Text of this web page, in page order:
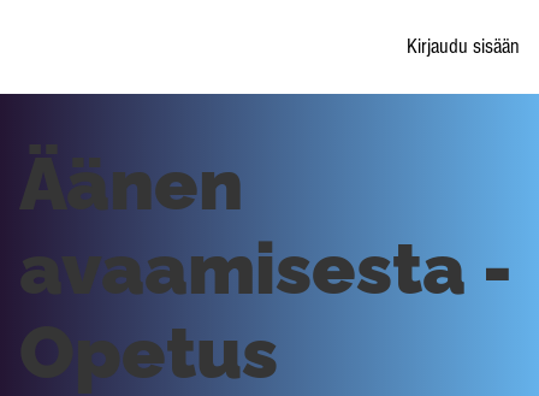
Kirjaudu sisään
Äänen
avaamisesta -
Opetus